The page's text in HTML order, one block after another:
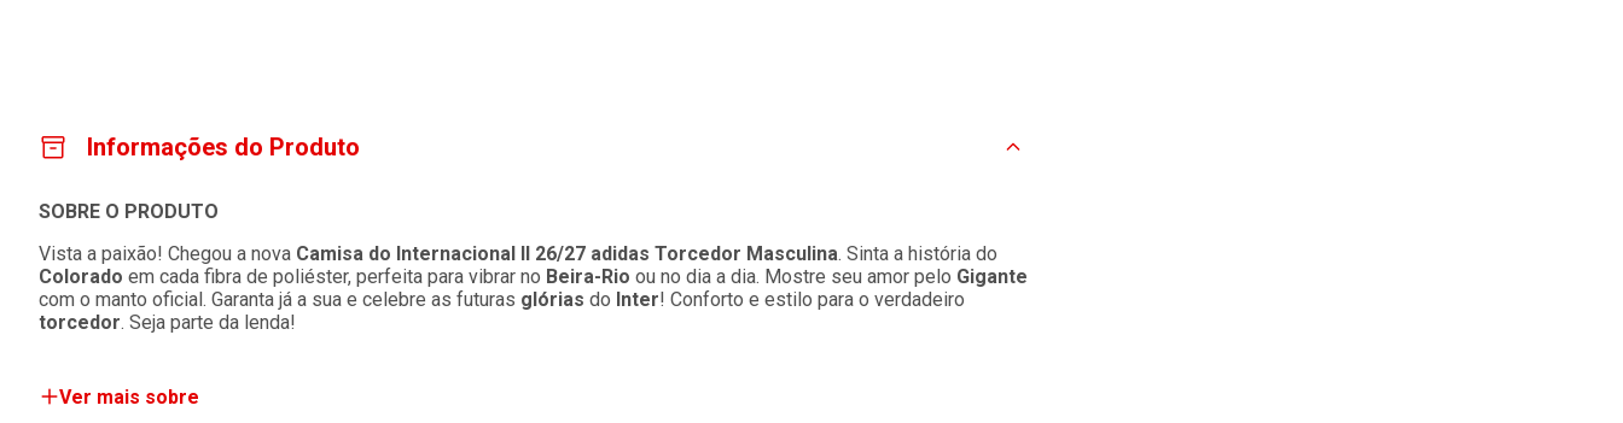
Informações do Produto
SOBRE O PRODUTO
Vista a paixão! Chegou a nova Camisa do Internacional II 26/27 adidas Torcedor Masculina. Sinta a história do
Colorado em cada fibra de poliéster, perfeita para vibrar no Beira-Rio ou no dia a dia. Mostre seu amor pelo Gigante
com o manto oficial. Garanta já a sua e celebre as futuras glórias do Inter! Conforto e estilo para o verdadeiro
torcedor. Seja parte da lenda!
Ver mais sobre